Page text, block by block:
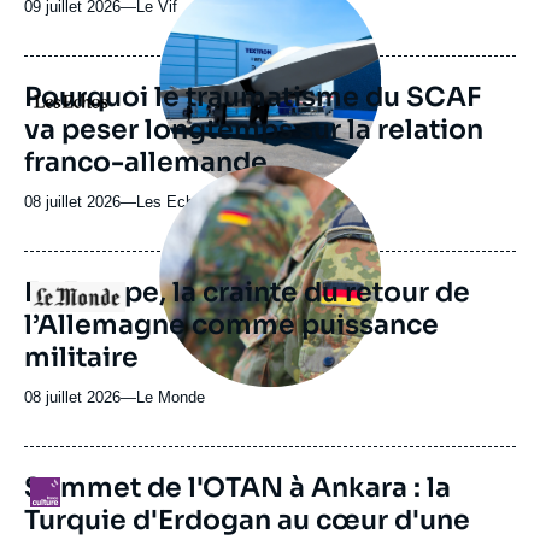
09 juillet 2026—Nom
journal,
revue
ou
émission
Le Vif
Logo
médiatique
Pourquoi le traumatisme du SCAF
va peser longtemps sur la relation
franco-allemande
08 juillet 2026—Nom
journal,
revue
ou
émission
Les Echos
Logo
Image
principale
médiatique
En Europe, la crainte du retour de
l’Allemagne comme puissance
militaire
08 juillet 2026—Nom
journal,
ou
émission
Le Monde
Logo
URL
de
Spotify
Sommet de l'OTAN à Ankara : la
Turquie d'Erdogan au cœur d'une